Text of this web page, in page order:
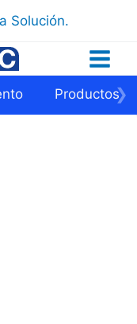
Solución.
Productos❯